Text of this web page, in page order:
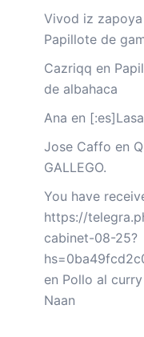
Vivod iz
Papillote de
Cazriqq en
de albahaca
Ana en
Jose Caffo en
GALLEGO.
You have
https://
cabinet-08-25?
en Pollo al
Naan